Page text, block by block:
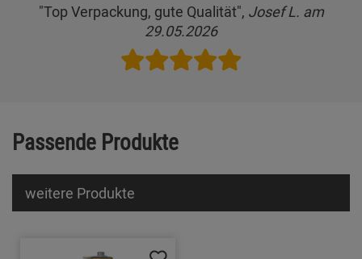
"Top Verpackung, gute Qualität", Josef L. am
29.05.2026
Passende Produkte
weitere Produkte